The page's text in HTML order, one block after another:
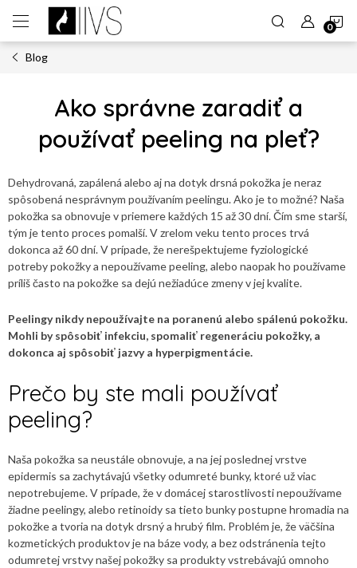
obsah
Blog
Ako správne zaradiť a
používať peeling na pleť?
Dehydrovaná, zapálená alebo aj na dotyk drsná pokožka je neraz
spôsobená nesprávnym používaním peelingu. Ako je to možné? Naša
pokožka sa obnovuje v priemere každých 15 až 30 dní. Čím sme starší,
tým je tento proces pomalší. V zrelom veku tento proces trvá
dokonca až 60 dní. V prípade, že nerešpektujeme fyziologické
potreby pokožky a nepoužívame peeling, alebo naopak ho používame
príliš často na pokožke sa dejú nežiadúce zmeny v jej kvalite.
Peelingy nikdy nepoužívajte na poranenú alebo spálenú pokožku.
Mohli by spôsobiť infekciu, spomaliť regeneráciu pokožky, a
dokonca aj spôsobiť jazvy a hyperpigmentácie.
Prečo by ste mali používať
peeling?
Naša pokožka sa neustále obnovuje, a na jej poslednej vrstve
epidermis sa zachytávajú všetky odumreté bunky, ktoré už viac
nepotrebujeme. V prípade, že v domácej starostlivosti nepoužívame
žiadne peelingy, alebo retinoidy sa tieto bunky postupne hromadia na
pokožke a tvoria na dotyk drsný a hrubý film. Problém je, že väčšina
kozmetických produktov je na báze vody, a bez odstránenia tejto
odumretej vrstvy našej pokožky sa produkty vstrebávajú omnoho